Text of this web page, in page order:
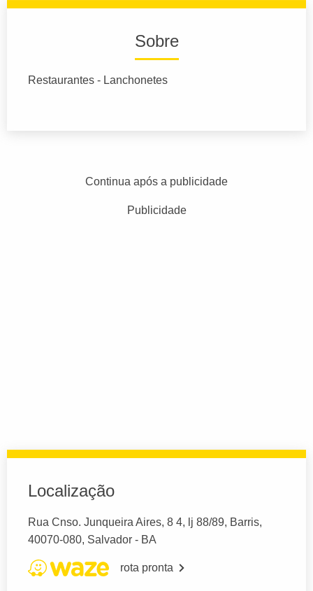
Sobre
Restaurantes - Lanchonetes
Continua após a publicidade
Publicidade
Localização
Rua Cnso. Junqueira Aires, 8 4, lj 88/89, Barris,
40070-080, Salvador - BA
rota pronta